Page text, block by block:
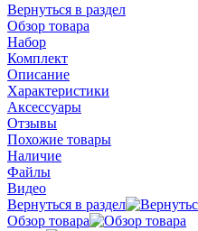
Вернуться в раздел
Обзор товара
Набор
Комплект
Описание
Характеристики
Аксессуары
Отзывы
Похожие товары
Наличие
Файлы
Видео
Вернуться в раздел
Обзор товара